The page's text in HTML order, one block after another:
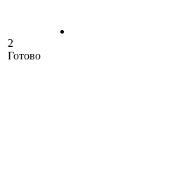
2
Готово